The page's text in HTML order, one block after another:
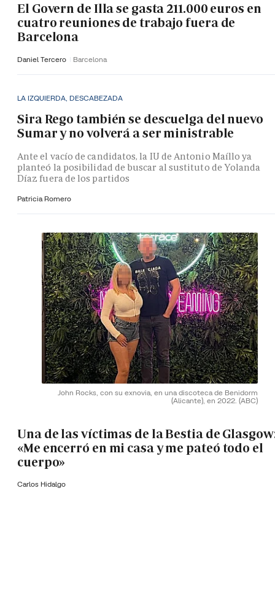
El Govern de Illa se gasta 211.000 euros en
cuatro reuniones de trabajo fuera de
Barcelona
Daniel Tercero Barcelona
LA IZQUIERDA, DESCABEZADA
Sira Rego también se descuelga del nuevo
Sumar y no volverá a ser ministrable
Ante el vacío de candidatos, la IU de Antonio Maíllo ya
planteó la posibilidad de buscar al sustituto de Yolanda
Díaz fuera de los partidos
Patricia Romero
John Rocks, con su exnovia, en una discoteca de Benidorm
(Alicante), en 2022. (ABC)
Una de las víctimas de la Bestia de
«Me encerró en mi casa y me pateó todo el
cuerpo»
Carlos Hidalgo